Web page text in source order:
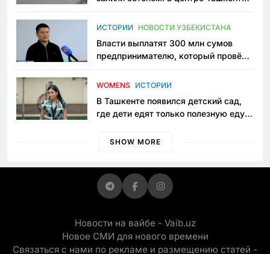
пространство
ИСТОРИИ НОВОСТИ УЗБЕКИСТАНА
Власти выплатят 300 млн сумов
предпринимателю, который провёл
приговору
WOMENS ИСТОРИИ
В Ташкенте появился детский сад,
где дети едят только полезную еду.
просить «кашу без сахара»
SHOW MORE
Новости на вайбе - Vaib.uz
Новое СМИ для нового времени
Связаться с нами по рекламе и размещению статей -